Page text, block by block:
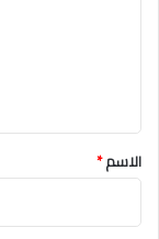
*
الاسم*